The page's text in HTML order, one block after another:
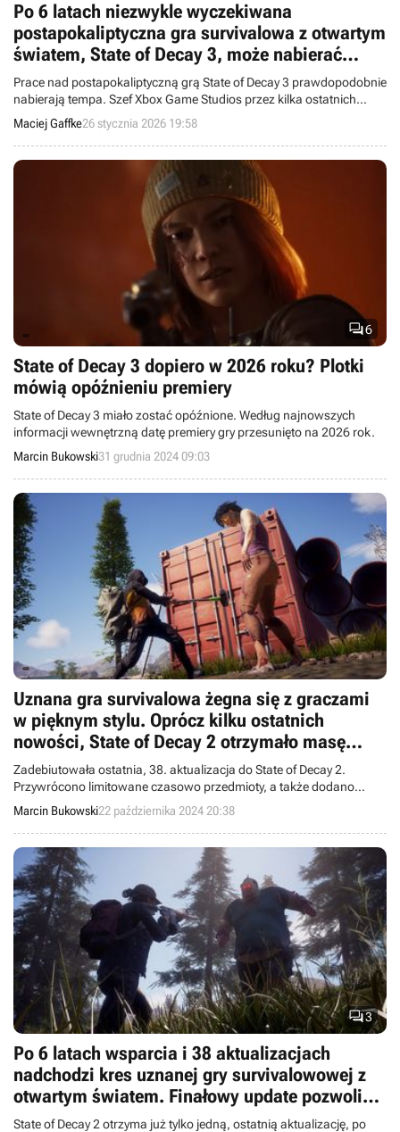
Po 6 latach niezwykle wyczekiwana
postapokaliptyczna gra survivalowa z otwartym
światem, State of Decay 3, może nabierać
ostatecznych szlifów
Prace nad postapokaliptyczną grą State of Decay 3 prawdopodobnie
nabierają tempa. Szef Xbox Game Studios przez kilka ostatnich
miesięcy miał odwiedzać twórców serii.
Maciej Gaffke26 stycznia 2026 19:58
6
State of Decay 3 dopiero w 2026 roku? Plotki
mówią opóźnieniu premiery
State of Decay 3 miało zostać opóźnione. Według najnowszych
informacji wewnętrzną datę premiery gry przesunięto na 2026 rok.
Marcin Bukowski31 grudnia 2024 09:03
Uznana gra survivalowa żegna się z graczami
w pięknym stylu. Oprócz kilku ostatnich
nowości, State of Decay 2 otrzymało masę
atrakcji z przeszłości
Zadebiutowała ostatnia, 38. aktualizacja do State of Decay 2.
Przywrócono limitowane czasowo przedmioty, a także dodano
nowe ciuchy i kilka zmian w rozgrywce.
Marcin Bukowski22 października 2024 20:38
3
Po 6 latach wsparcia i 38 aktualizacjach
nadchodzi kres uznanej gry survivalowowej z
otwartym światem. Finałowy update pozwoli
twórcom w pełni skupić się na State of Decay 3
State of Decay 2 otrzyma już tylko jedną, ostatnią aktualizację, po